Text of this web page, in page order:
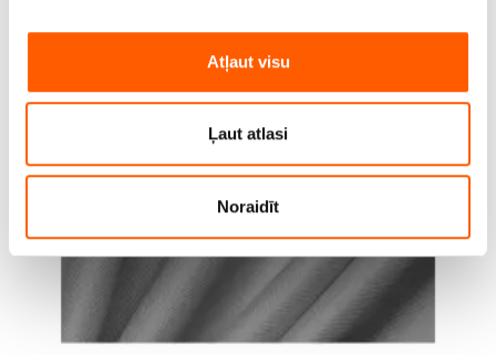
izmantojat mūsu vietni, mēs arī kopīgojam ar saviem
sociālās saziņas līdzekļu, reklamēšanas un analīzes
partneriem, kuri to var apvienot ar citu informāciju, ko
pakalpojumus.
Atļaut visu
Ļaut atlasi
Noraidīt